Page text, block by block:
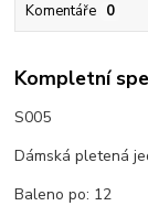
Komentáře 0
Kompletní
S005
Dámská pletená
Baleno po: 12